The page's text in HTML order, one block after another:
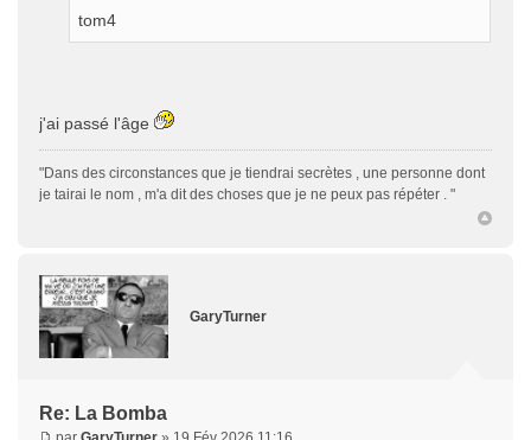
tom4
j'ai passé l'âge
"Dans des circonstances que je tiendrai secrètes , une personne dont
je tairai le nom , m'a dit des choses que je ne peux pas répéter . "
GaryTurner
Re: La Bomba